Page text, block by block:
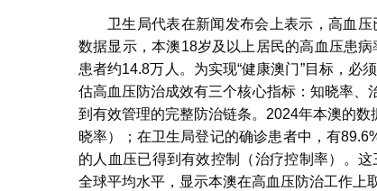
卫生局代表在新闻发布会上表示，高血
数据显示，本澳18岁及以上居民的高血压患
患者约14.8万人。为实现“健康澳门”目标，必
估高血压防治成效有三个核心指标：知晓率、
到有效管理的完整防治链条。2024年本澳的
晓率）；在卫生局登记的确诊患者中，有
的人血压已得到有效控制（治疗控制率）。
全球平均水平，显示本澳在高血压防治工作上